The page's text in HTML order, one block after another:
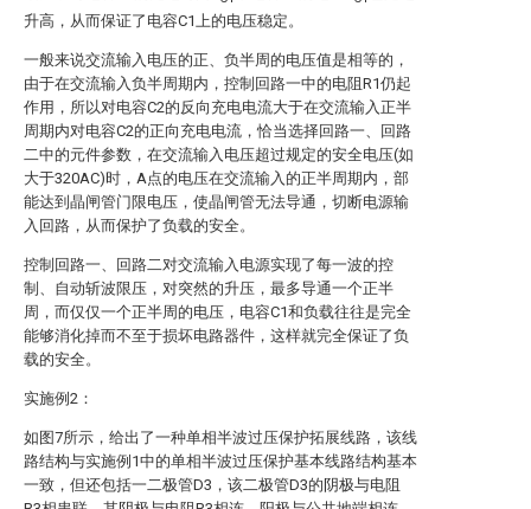
升高，从而保证了电容C1上的电压稳定。
一般来说交流输入电压的正、负半周的电压值是相等的，
由于在交流输入负半周期内，控制回路一中的电阻R1仍起
作用，所以对电容C2的反向充电电流大于在交流输入正半
周期内对电容C2的正向充电电流，恰当选择回路一、回路
二中的元件参数，在交流输入电压超过规定的安全电压(如
大于320AC)时，A点的电压在交流输入的正半周期内，部
能达到晶闸管门限电压，使晶闸管无法导通，切断电源输
入回路，从而保护了负载的安全。
控制回路一、回路二对交流输入电源实现了每一波的控
制、自动斩波限压，对突然的升压，最多导通一个正半
周，而仅仅一个正半周的电压，电容C1和负载往往是完全
能够消化掉而不至于损坏电路器件，这样就完全保证了负
载的安全。
实施例2：
如图7所示，给出了一种单相半波过压保护拓展线路，该线
路结构与实施例1中的单相半波过压保护基本线路结构基本
一致，但还包括一二极管D3，该二极管D3的阴极与电阻